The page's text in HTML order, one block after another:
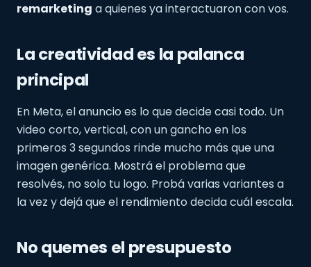
remarketing a quienes ya interactuaron con vos.
La creatividad es la palanca
principal
En Meta, el anuncio es lo que decide casi todo. Un
video corto, vertical, con un gancho en los
primeros 3 segundos rinde mucho más que una
imagen genérica. Mostrá el problema que
resolvés, no solo tu logo. Probá varias variantes a
la vez y dejá que el rendimiento decida cuál escala.
No quemes el presupuesto